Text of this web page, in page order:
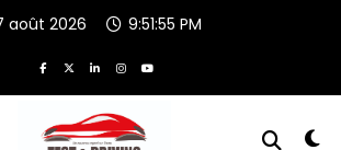
août 2026 9:51:56 PM